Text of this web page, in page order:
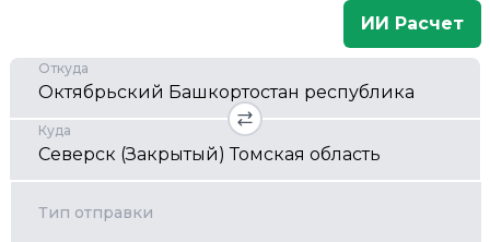
ИИ Расчет
Откуда
Куда
Тип отправки